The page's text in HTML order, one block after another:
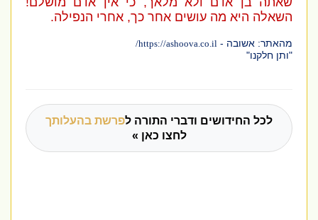
השאלה היא מה עושים אחר כך, אחרי הנפילה.
מהאתר: אשובה -https://ashoova.co.il
/
"ותן חלקנו"
לכל החידושים ודברי התורה לפרשת בהעלותך
לחצו כאן »